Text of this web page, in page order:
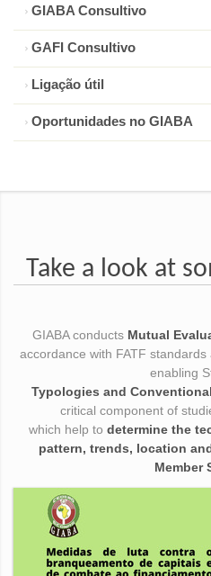
GIABA Consultivo
GAFI Consultivo
Ligação útil
Oportunidades no GIABA
Take a look at
GIABA conducts Mutual
accordance with FATF
enabling
Typologies and
critical component of
which help to determine the
pattern, trends, location
Member